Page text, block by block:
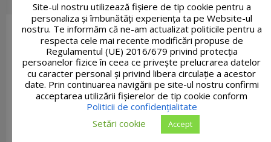
Site-ul nostru utilizează fişiere de tip cookie pentru a
personaliza și îmbunătăți experiența ta pe Website-ul
nostru. Te informăm că ne-am actualizat politicile pentru a
respecta cele mai recente modificări propuse de
Regulamentul (UE) 2016/679 privind protecția
persoanelor fizice în ceea ce privește prelucrarea datelor
cu caracter personal și privind libera circulație a acestor
date. Prin continuarea navigării pe site-ul nostru confirmi
acceptarea utilizării fişierelor de tip cookie conform
Politicii de confidențialitate
Setări cookie
Accept